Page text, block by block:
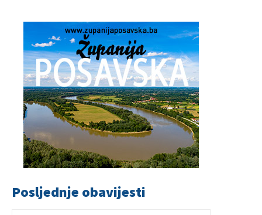
Posljednje obavijesti